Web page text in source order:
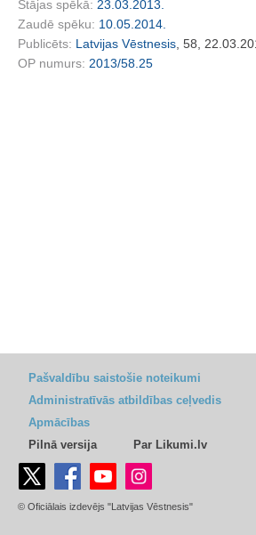
Stājas spēkā: 23.03.2013.
Zaudē spēku: 10.05.2014.
Publicēts: Latvijas Vēstnesis , 58,
OP numurs: 2013/58.25
Pašvaldību saistošie noteikumi
Administratīvās atbildības ceļvedis
Apmācības
Pilnā versija
Par Likumi.lv
© Oficiālais izdevējs "Latvijas Vēstnesis"